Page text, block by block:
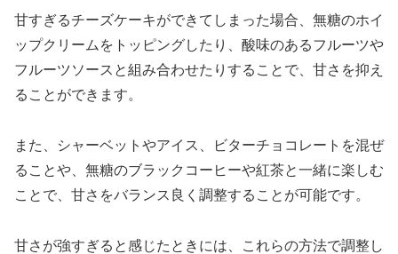
甘すぎるチーズケーキができてしまった場合、無糖のホイ
ップクリームをトッピングしたり、酸味のあるフルーツや
フルーツソースと組み合わせたりすることで、甘さを抑え
ることができます。
また、シャーベットやアイス、ビターチョコレートを混ぜ
ることや、無糖のブラックコーヒーや紅茶と一緒に楽しむ
ことで、甘さをバランス良く調整することが可能です。
甘さが強すぎると感じたときには、これらの方法で調整し